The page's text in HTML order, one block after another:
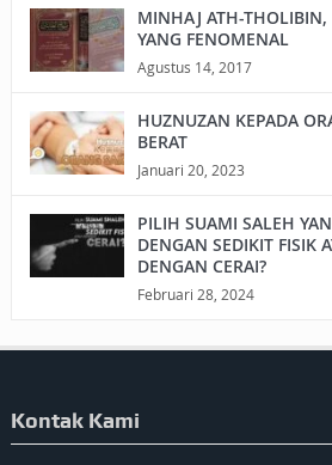
MINHAJ ATH-THOLIBIN,
YANG FENOMENAL
Agustus 14, 2017
HUZNUZAN KEPADA
BERAT
Januari 20, 2023
PILIH SUAMI SALEH
DENGAN SEDIKIT FISIK
DENGAN CERAI?
Februari 28, 2024
Kontak Kami